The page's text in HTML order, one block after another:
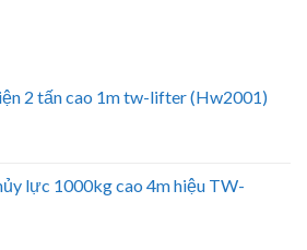
2 tấn cao 1m tw-lifter (Hw2001)
lực 1000kg cao 4m hiệu TW-